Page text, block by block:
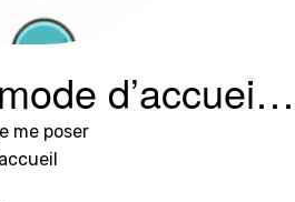
d’accueil
me poser